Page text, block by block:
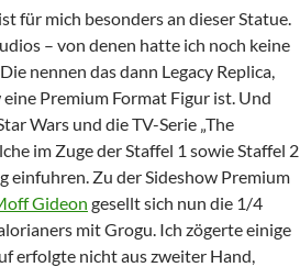
für mich besonders an dieser Statue.
– von denen hatte ich noch keine
nennen das dann Legacy Replica,
eine Premium Format Figur ist. Und
Wars und die TV-Serie „The
im Zuge der Staffel 1 sowie Staffel 2
einfuhren. Zu der Sideshow Premium
Gideon gesellt sich nun die 1/4
mit Grogu. Ich zögerte einige
erfolgte nicht aus zweiter Hand,